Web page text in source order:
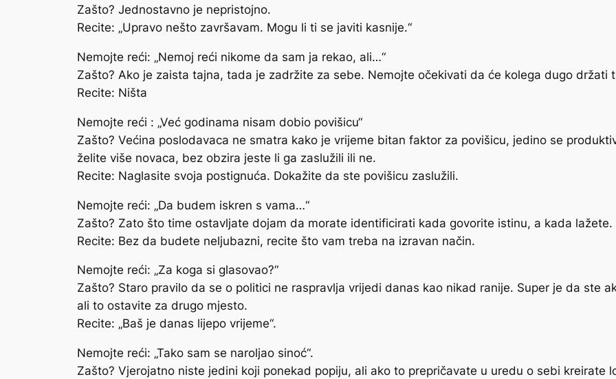
Zašto? Jednostavno je nepristojno.
Recite: „Upravo nešto završavam. Mogu li ti se javiti kasnije.“
Nemojte reći: „Nemoj reći nikome da sam ja rekao, ali…“
Zašto? Ako je zaista tajna, tada je zadržite za sebe. Nemojte očekivati da će kolega dugo držati
Recite: Ništa
Nemojte reći : „Već godinama nisam dobio povišicu“
Zašto? Većina poslodavaca ne smatra kako je vrijeme bitan faktor za povišicu, jedino se
želite više novaca, bez obzira jeste li ga zaslužili ili ne.
Recite: Naglasite svoja postignuća. Dokažite da ste povišicu zaslužili.
Nemojte reći: „Da budem iskren s vama…“
Zašto? Zato što time ostavljate dojam da morate identificirati kada govorite istinu, a kada lažete.
Recite: Bez da budete neljubazni, recite što vam treba na izravan način.
Nemojte reći: „Za koga si glasovao?“
Zašto? Staro pravilo da se o politici ne raspravlja vrijedi danas kao nikad ranije. Super je da ste
ali to ostavite za drugo mjesto.
Recite: „Baš je danas lijepo vrijeme“.
Nemojte reći: „Tako sam se naroljao sinoć“.
Zašto? Vjerojatno niste jedini koji ponekad popiju, ali ako to prepričavate u uredu o sebi kreirate